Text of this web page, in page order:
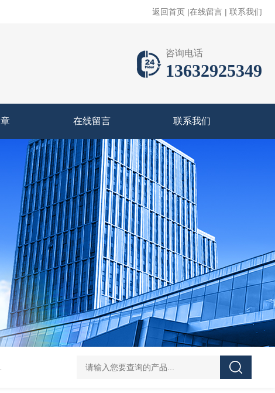
返回首页 |在线留言 | 联系我们
咨询电话
13632925349
在线留言 联系我们